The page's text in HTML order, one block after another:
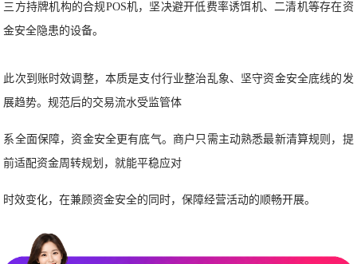
三方持牌机构的合规POS机，坚决避开低费率诱饵机、二清机等存在资
金安全隐患的设备。
此次到账时效调整，本质是支付行业整治乱象、坚守资金安全底线的发
展趋势。规范后的交易流水受监管体
系全面保障，资金安全更有底气。商户只需主动熟悉最新清算规则，提
前适配资金周转规划，就能平稳应对
时效变化，在兼顾资金安全的同时，保障经营活动的顺畅开展。